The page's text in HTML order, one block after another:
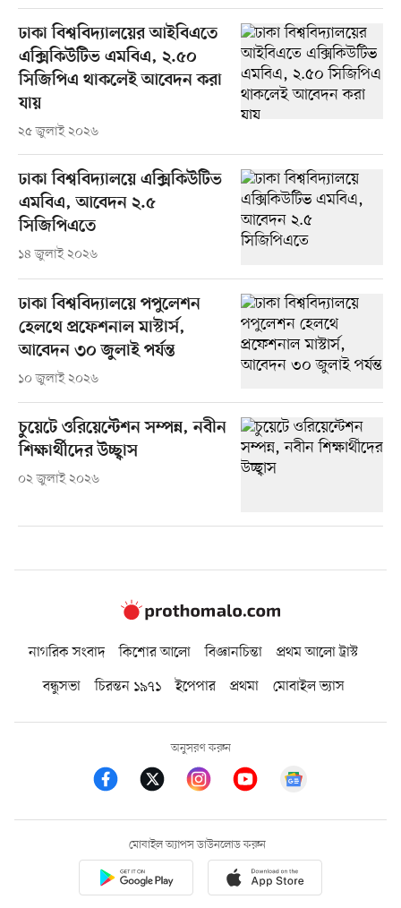
ঢাকা বিশ্ববিদ্যালয়ের আইবিএতে
এক্সিকিউটিভ এমবিএ, ২.৫০
সিজিপিএ থাকলেই আবেদন করা
যায়
২৫ জুলাই ২০২৬
ঢাকা বিশ্ববিদ্যালয়ে এক্সিকিউটিভ
এমবিএ, আবেদন ২.৫
সিজিপিএতে
১৪ জুলাই ২০২৬
ঢাকা বিশ্ববিদ্যালয়ে পপুলেশন
হেলথে প্রফেশনাল মাস্টার্স,
আবেদন ৩০ জুলাই পর্যন্ত
১০ জুলাই ২০২৬
চুয়েটে ওরিয়েন্টেশন সম্পন্ন, নবীন
শিক্ষার্থীদের উচ্ছ্বাস
০২ জুলাই ২০২৬
নাগরিক সংবাদ কিশোর আলো বিজ্ঞানচিন্তা
প্রথম আলো ট্রাস্ট
বন্ধুসভা
চিরন্তন ১৯৭১ ইপেপার প্রথমা মোবাইল ভ্যাস
অনুসরণ করুন
মোবাইল অ্যাপস ডাউনলোড করুন